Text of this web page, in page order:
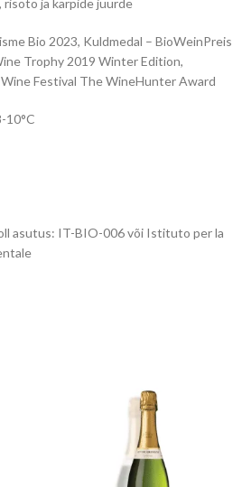
risoto ja karpide juurde
Bio 2023, Kuldmedal – BioWeinPreis
Trophy 2019 Winter Edition,
Festival The WineHunter Award
10°C
asutus: IT-BIO-006 või Istituto per la